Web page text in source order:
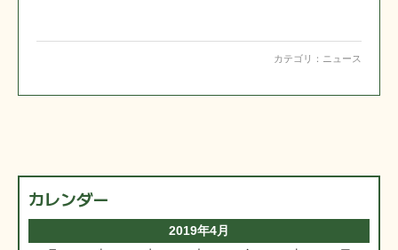
カテゴリ： ニュース
カレンダー
2019年4月